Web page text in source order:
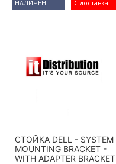
С доставка
НАЛИЧЕН
СТОЙКА DELL - SYSTEM
MOUNTING BRACKET -
WITH ADAPTER BRACKET